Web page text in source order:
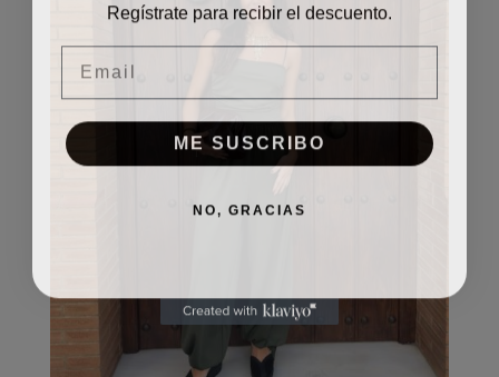
Regístrate para recibir el descuento.
Email
ME SUSCRIBO
NO, GRACIAS